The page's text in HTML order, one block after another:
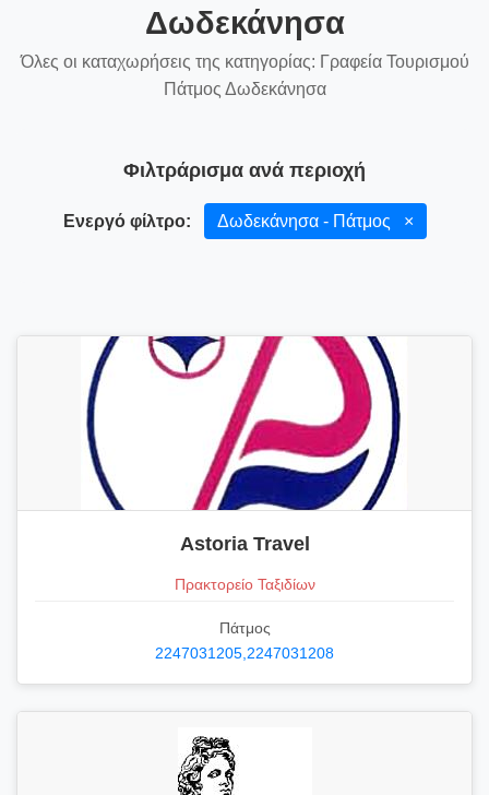
Δωδεκάνησα
Όλες οι καταχωρήσεις της κατηγορίας: Γραφεία Τουρισμού
Πάτμος Δωδεκάνησα
Φιλτράρισμα ανά περιοχή
Ενεργό φίλτρο: Δωδεκάνησα - Πάτμος ×
Astoria Travel
Πρακτορείο Ταξιδίων
Πάτμος
2247031205,2247031208